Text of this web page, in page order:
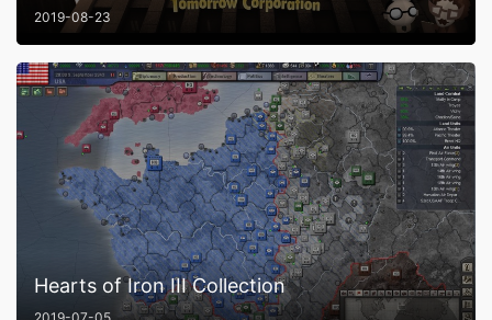
2019-08-23
Hearts of Iron III Collection